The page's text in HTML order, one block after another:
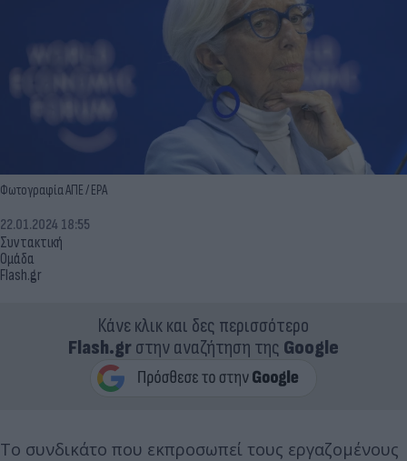
Φωτογραφία ΑΠΕ / ΕPA
Συντακτική
Ομάδα
Flash.gr
22.01.2024 18:55
Κάνε κλικ και δες περισσότερο
Flash.grστην αναζήτηση της Google
Το συνδικάτο που εκπροσωπεί τους εργαζομένους